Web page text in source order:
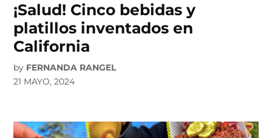
¡Salud! Cinco bebidas y
platillos inventados en
California
by FERNANDA RANGEL
21 MAYO, 2024